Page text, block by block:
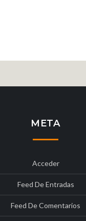
META
Acceder
Feed De Entradas
Feed De Comentarios